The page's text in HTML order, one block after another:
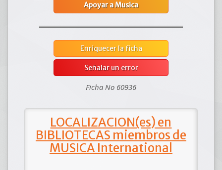
Apoyar a Musica
Enriquecer la ficha
Señalar un error
Ficha No 60936
LOCALIZACION(es) en
BIBLIOTECAS miembros de
MUSICA International